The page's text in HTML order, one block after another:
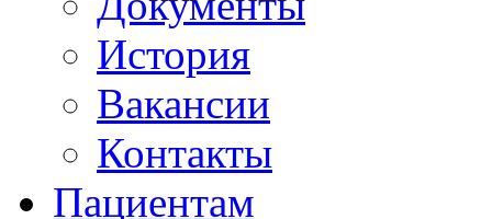
История
Вакансии
Контакты
Пациентам